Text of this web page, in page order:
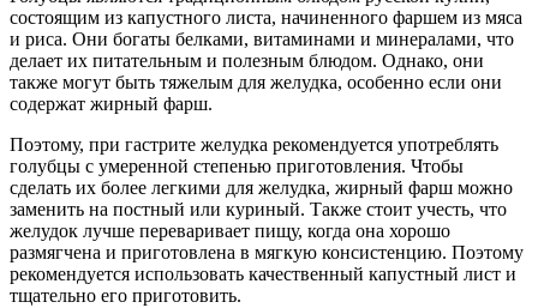
состоящим из капустного листа, начиненного фаршем из мяса
и риса. Они богаты белками, витаминами и минералами, что
делает их питательным и полезным блюдом. Однако, они
также могут быть тяжелым для желудка, особенно если они
содержат жирный фарш.
Поэтому, при гастрите желудка рекомендуется употреблять
голубцы с умеренной степенью приготовления. Чтобы
сделать их более легкими для желудка, жирный фарш можно
заменить на постный или куриный. Также стоит учесть, что
желудок лучше переваривает пищу, когда она хорошо
размягчена и приготовлена в мягкую консистенцию. Поэтому
рекомендуется использовать качественный капустный лист и
тщательно его приготовить.